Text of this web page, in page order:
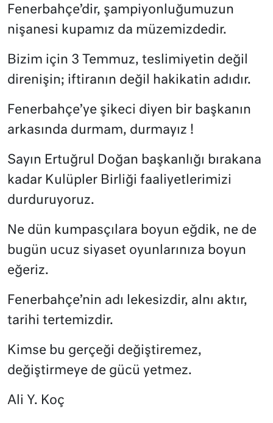
Fenerbahçe’dir, şampiyonluğumuzun
nişanesi kupamız da müzemizdedir.
Bizim için 3 Temmuz, teslimiyetin değil
direnişin; iftiranın değil hakikatin adıdır.
Fenerbahçe’ye şikeci diyen bir başkanın
arkasında durmam, durmayız !
Sayın Ertuğrul Doğan başkanlığı bırakana
kadar Kulüpler Birliği faaliyetlerimizi
durduruyoruz.
Ne dün kumpasçılara boyun eğdik, ne de
bugün ucuz siyaset oyunlarınıza boyun
eğeriz.
Fenerbahçe’nin adı lekesizdir, alnı aktır,
tarihi tertemizdir.
Kimse bu gerçeği değiştiremez,
değiştirmeye de gücü yetmez.
Ali Y. Koç